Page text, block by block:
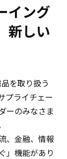
イング
新しい
を取り扱う
プライチェー
ーのみなさま
、金融、情報
」機能があり